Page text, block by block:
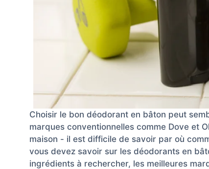
Choisir le bon déodorant en bâton peut
marques conventionnelles comme Dove et
maison - il est difficile de savoir par où
vous devez savoir sur les déodorants en
ingrédients à rechercher, les meilleures